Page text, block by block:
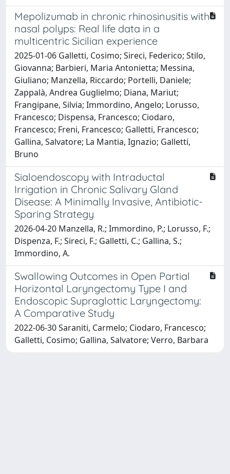
Mepolizumab in chronic rhinosinusitis with
nasal polyps: Real life data in a
multicentric Sicilian experience
2025-01-06 Galletti, Cosimo; Sireci, Federico; Stilo,
Giovanna; Barbieri, Maria Antonietta; Messina,
Giuliano; Manzella, Riccardo; Portelli, Daniele;
Zappalà, Andrea Guglielmo; Diana, Mariut;
Frangipane, Silvia; Immordino, Angelo; Lorusso,
Francesco; Dispensa, Francesco; Ciodaro,
Francesco; Freni, Francesco; Galletti, Francesco;
Gallina, Salvatore; La Mantia, Ignazio; Galletti,
Bruno
Sialoendoscopy with Intraductal
Irrigation in Chronic Salivary Gland
Disease: A Minimally Invasive, Antibiotic-
Sparing Strategy
2026-04-20 Manzella, R.; Immordino, P.; Lorusso, F.;
Dispenza, F.; Sireci, F.; Galletti, C.; Gallina, S.;
Immordino, A.
Swallowing Outcomes in Open Partial
Horizontal Laryngectomy Type I and
Endoscopic Supraglottic Laryngectomy:
A Comparative Study
2022-06-30 Saraniti, Carmelo; Ciodaro, Francesco;
Galletti, Cosimo; Gallina, Salvatore; Verro, Barbara